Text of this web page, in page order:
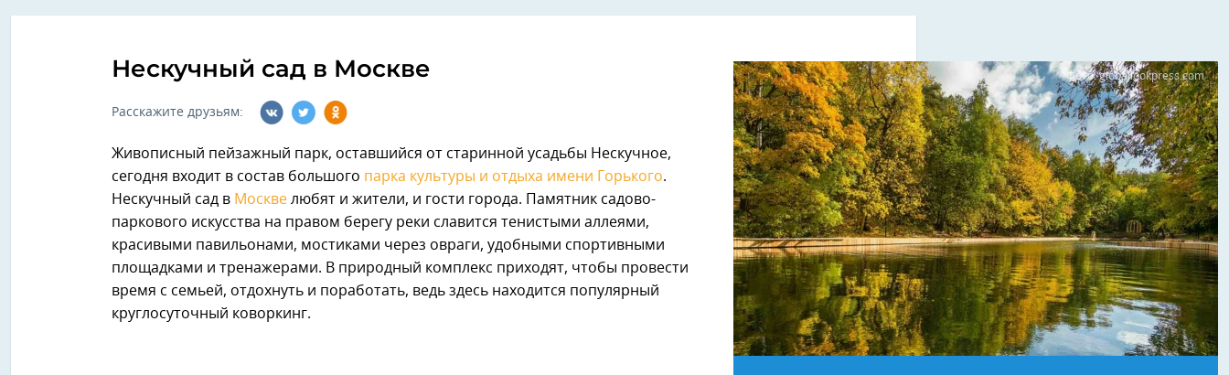
Нескучный сад в Москве
Расскажите друзьям:
Живописный пейзажный парк, оставшийся от старинной усадьбы Нескучное,
сегодня входит в состав большого парка культуры и отдыха имени Горького.
Нескучный сад в Москве любят и жители, и гости города. Памятник садово-
паркового искусства на правом берегу реки славится тенистыми аллеями,
красивыми павильонами, мостиками через овраги, удобными спортивными
площадками и тренажерами. В природный комплекс приходят, чтобы провести
время с семьей, отдохнуть и поработать, ведь здесь находится популярный
круглосуточный коворкинг.
Фото: globallookpress.com